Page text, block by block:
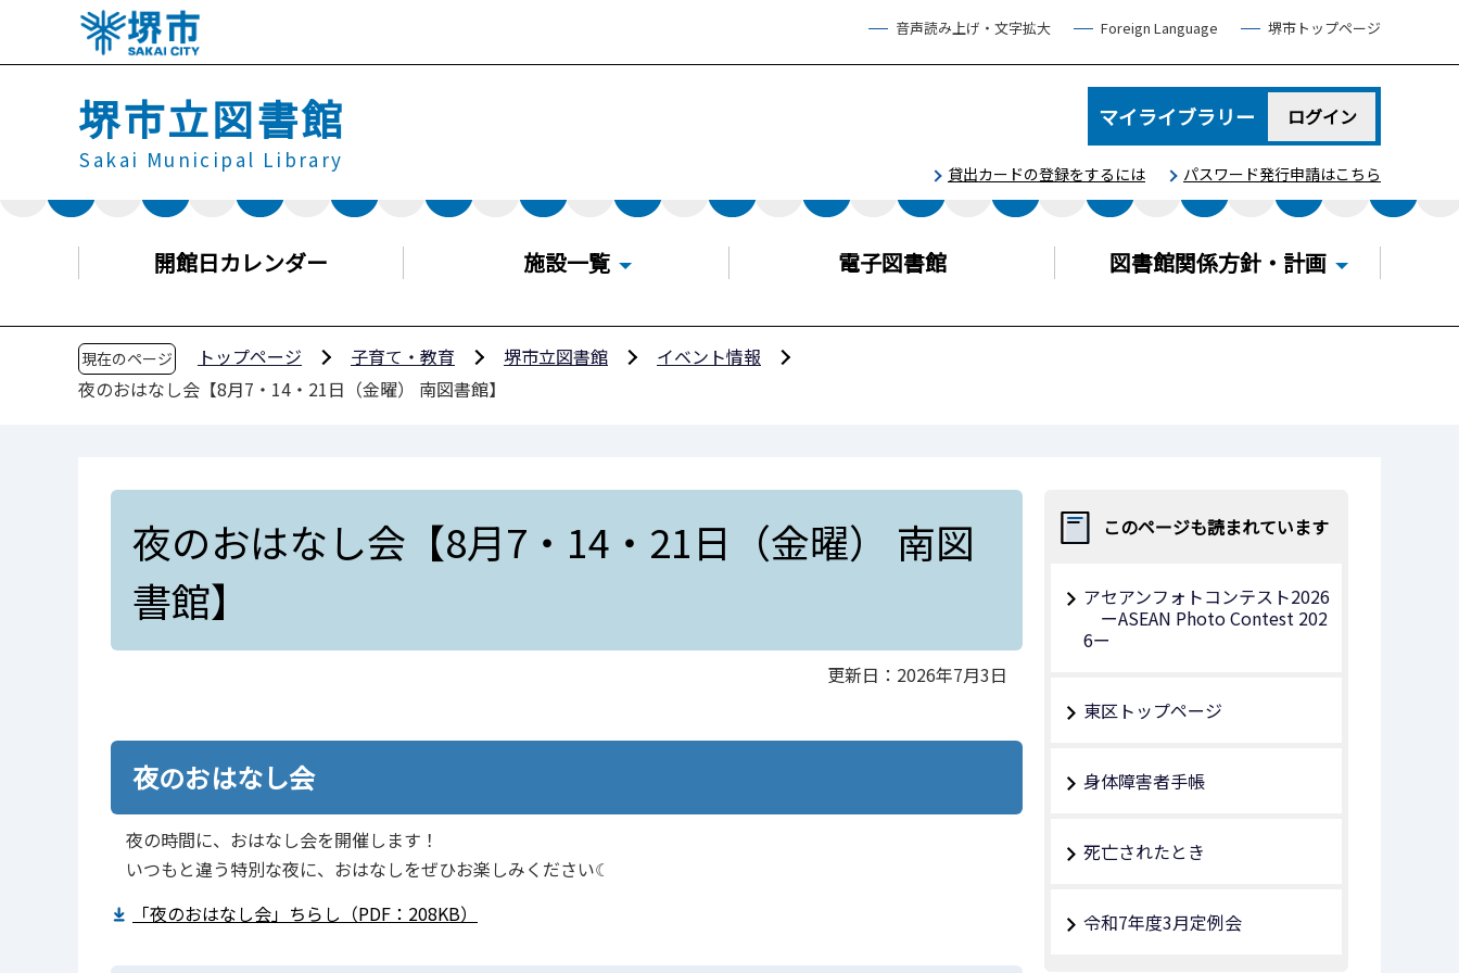
ペ
音声読み上げ・文字拡大 Foreign Language 堺市トップページ
堺市立図書館
Sakai Municipal Library
マイライブラリー ログイン
貸出カードの登録をするには パスワード発行申請はこちら
開館日カレンダー 施設一覧 電子図書館 図書館関係方針・計画
現在のページ トップページ 子育て・教育 堺市立図書館
イベント情報
夜のおはなし会【8月7・14・21日（金曜） 南図書館】
夜のおはなし会【8月7・14・21日（金曜） 南図
書館】
更新日：2026年7月3日
夜のおはなし会
夜の時間に、おはなし会を開催します！
いつもと違う特別な夜に、おはなしをぜひお楽しみください☾
「夜のおはなし会」ちらし（PDF：208KB）
このページも読まれています
アセアンフォトコンテスト2026
ーASEAN Photo Contest 202
6ー
東区トップページ
身体障害者手帳
死亡されたとき
令和7年度3⽉定例会